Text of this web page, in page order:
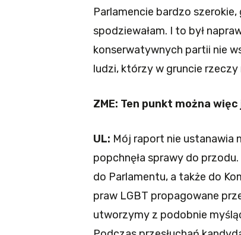
Parlamencie bardzo szerokie,
spodziewałam. I to był
konserwatywnych partii nie
ludzi, którzy w gruncie
ZME: Ten punkt można
UL: Mój raport nie ustanawia
popchnęła sprawy do
do Parlamentu, a także do
praw LGBT propagowane
utworzymy z podobnie